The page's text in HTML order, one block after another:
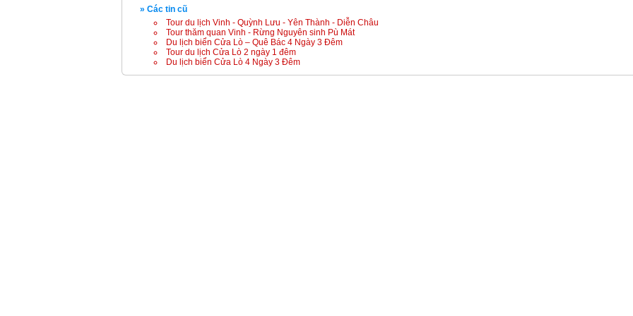
» Các tin cũ
Tour du lịch Vinh - Quỳnh Lưu - Yên Thành - Diễn Châu
Tour thăm quan Vinh - Rừng Nguyên sinh Pù Mát
Du lịch biển Cửa Lò – Quê Bác 4 Ngày 3 Đêm
Tour du lịch Cửa Lò 2 ngày 1 đêm
Du lịch biển Cửa Lò 4 Ngày 3 Đêm